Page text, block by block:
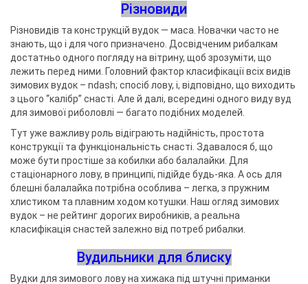
Різновиди
Різновидів та конструкцій вудок — маса. Новачки часто не
знають, що і для чого призначено. Досвідченим рибалкам
достатньо одного погляду на вітрину, щоб зрозуміти, що
лежить перед ними. Головний фактор класифікації всіх видів
зимових вудок – ndash; спосіб лову, і, відповідно, що виходить
з цього “калібр” снасті. Але й далі, всередині одного виду вуд
для зимової риболовлі — багато подібних моделей.
Тут уже важливу роль відіграють надійність, простота
конструкції та функціональність снасті. Здавалося б, що
може бути простіше за кобилки або балалайки. Для
стаціонарного лову, в принципі, підійде будь-яка. А ось для
блешні балалайка потрібна особлива – легка, з пружним
хлистиком та плавним ходом котушки. Наш огляд зимових
вудок – не рейтинг дорогих виробників, а реальна
класифікація снастей залежно від потреб рибалки.
Вудильники для блиску
Вудки для зимового лову на хижака під штучні приманки